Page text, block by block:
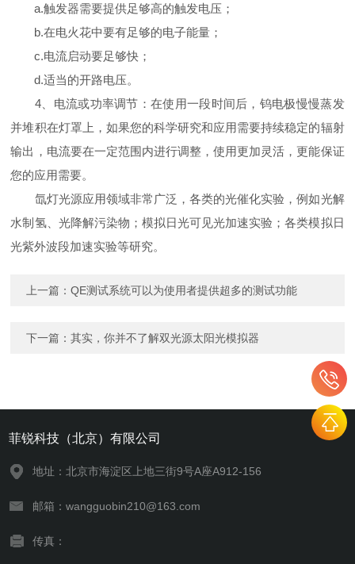
a.触发器需要提供足够高的触发电压；
b.在电火花中要有足够的电子能量；
c.电流启动要足够快；
d.适当的开路电压。
4、电流或功率调节：在使用一段时间后，钨电极慢慢蒸发
并堆积在灯罩上，如果您的科学研究和应用需要持续稳定的辐射
输出，电流要在一定范围内进行调整，使用更加灵活，更能保证
您的应用需要。
氙灯光源应用领域非常广泛，各类的光催化实验，例如光解
水制氢、光降解污染物；模拟日光可见光加速实验；各类模拟日
光紫外波段加速实验等研究。
上一篇：QE测试系统可以为使用者提供超多的测试功能
下一篇：其实，你并不了解双光源太阳光模拟器
菲锐科技（北京）有限公司
地址：北京市海淀区上地三街9号A座A912-156
邮箱：wangguobin210@163.com
传真：